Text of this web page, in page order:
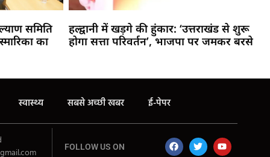
समिति
का
हल्द्वानी में खड़गे की हुंकार: ‘उत्तराखंड से शुरू
होगा सत्ता परिवर्तन’, भाजपा पर जमकर बरसे
स्वास्थ्य सबसे अच्छी खबर ई-पेपर
FOLLOW US ON